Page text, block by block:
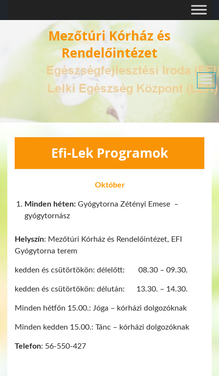
Mezőtúri Kórház és
Rendelőintézet
Efi-Lek Programok
Október
Minden héten: Gyógytorna Zétényi Emese –
gyógytornász
Helyszín: Mezőtúri Kórház és Rendelőintézet, EFI
Gyógytorna terem
kedden és csütörtökön: délelőtt: 08.30 – 09.30.
kedden és csütörtökön: délután: 13.30. – 14.30.
Minden hétfőn 15.00.: Jóga – kórházi dolgozóknak
Minden kedden 15.00.: Tánc – kórházi dolgozóknak
Telefon: 56-550-427